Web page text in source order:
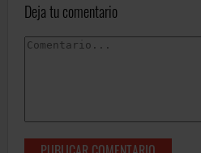
Deja tu comentario